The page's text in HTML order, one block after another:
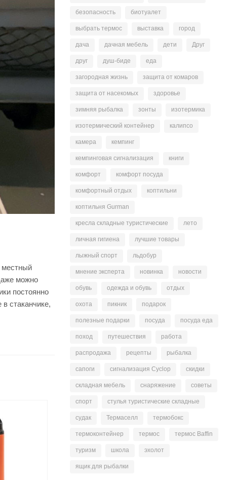
местный
можно
постоянно
стаканчике,
безопасность биотуалет
выбрать термос выставка город
дача дачная мебель дети Друг
друг душ-биде еда
загородная жизнь защита от комаров
защита от насекомых здоровье
зимняя рыбалка зонты изотермика
изотермический контейнер калипсо
камера кемпинг
кемпинговая сигнализация книги
комфорт комфорт посуда
комфортный отдых коптильни
коптильня Gurman
кресла складные туристические лето
личная гигиена лучшие товары
лыжный спорт льдобур
мнение эксперта новинка новости
обувь одежда и обувь отдых
охота пикник подарок
полезные подарки посуда посуда еда
поход путешествия работа
распродажа рецепты рыбалка
сапоги сигнализация Cyclop скидки
складная мебель снаряжение советы
спорт стулья туристические складные
судак Термаселл термобокс
термоконтейнер термос термос Baffin
туризм школа эхолот
ящик для рыбалки